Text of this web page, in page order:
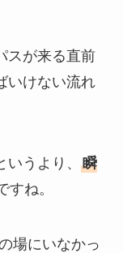
スが来る直前
いけない流れ
うより、
瞬
すね。
場にいなかっ